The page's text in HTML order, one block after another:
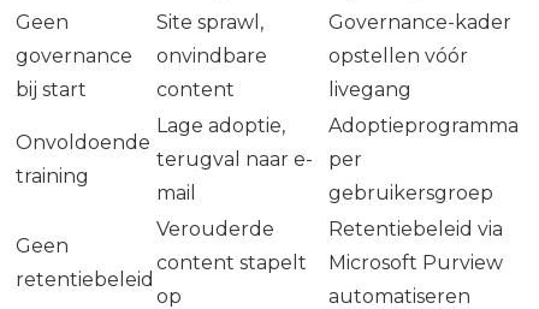
Geen
governance
bij start
Site sprawl,
onvindbare
content
Governance-kader
opstellen vóór
livegang
Onvoldoende
training
Lage adoptie,
terugval naar e-
mail
Adoptieprogramma
per
gebruikersgroep
Geen
retentiebeleid
Verouderde
content stapelt
op
Retentiebeleid via
Microsoft Purview
automatiseren